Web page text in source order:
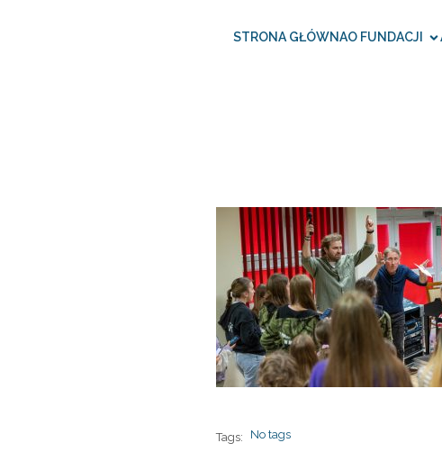
STRONA GŁÓWNAO FUNDACJI
Tags: No tags